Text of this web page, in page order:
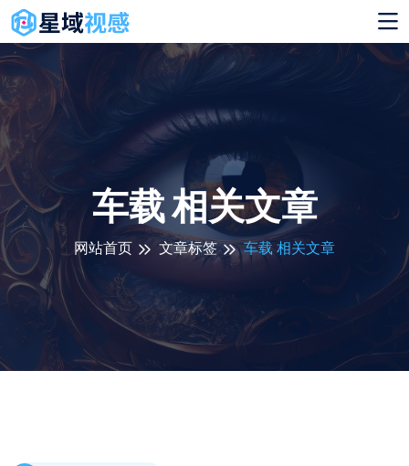
车载 相关文章
网站首页 文章标签 车载 相关文章